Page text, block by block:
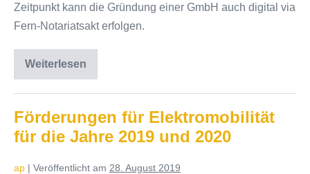
Zeitpunkt kann die Gründung einer GmbH auch digital via
Fern-Notariatsakt erfolgen.
Weiterlesen
Digitale
GmbH-
Förderungen für Elektromobilität
für die Jahre 2019 und 2020
ap | Veröffentlicht am 28. August 2019